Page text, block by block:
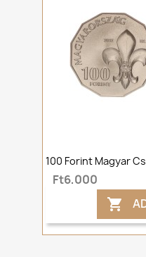
100 Forint Magyar
Ft6,000
